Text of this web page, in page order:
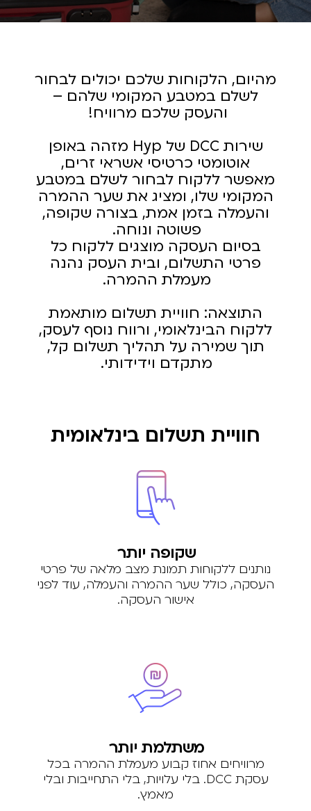
מהיום, הלקוחות שלכם יכולים לבחור
לשלם במטבע המקומי שלהם –
והעסק שלכם מרוויח!
שירות DCC של Hyp מזהה באופן
אוטומטי כרטיסי אשראי זרים,
מאפשר ללקוח לבחור לשלם במטבע
המקומי שלו, ומציג את שער ההמרה
והעמלה בזמן אמת, בצורה שקופה,
פשוטה ונוחה.
בסיום העסקה מוצגים ללקוח כל
פרטי התשלום, ובית העסק נהנה
מעמלת ההמרה.
התוצאה: חוויית תשלום מותאמת
ללקוח הבינלאומי, ורווח נוסף לעסק,
תוך שמירה על תהליך תשלום קל,
מתקדם וידידותי.
חוויית תשלום בינלאומית
שקופה יותר
נותנים ללקוחות תמונת מצב מלאה של פרטי
העסקה, כולל שער ההמרה והעמלה, עוד לפני
אישור העסקה.
משתלמת יותר
מרוויחים אחוז קבוע מעמלת ההמרה בכל
עסקת DCC. בלי עלויות, בלי התחייבות ובלי
מאמץ.